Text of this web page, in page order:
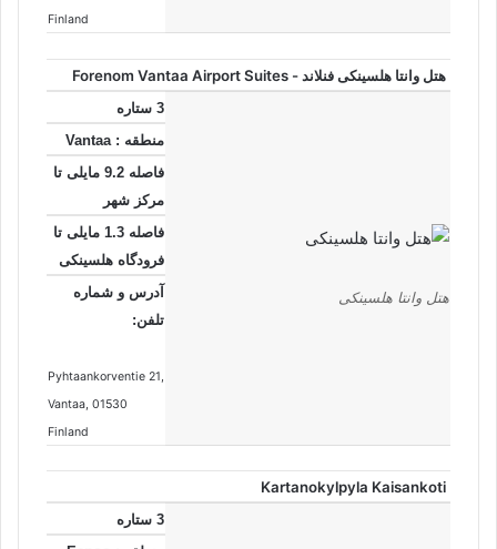
Finland
هتل وانتا هلسینکی فنلاند - Forenom Vantaa Airport Suites
هتل وانتا هلسینکی
3 ستاره
منطقه : Vantaa
فاصله 9.2 مایلی تا
مرکز شهر
فاصله 1.3 مایلی تا
فرودگاه هلسینکی
آدرس و شماره
تلفن:
Pyhtaankorventie 21
Vantaa , 01530
Finland
3 ستاره